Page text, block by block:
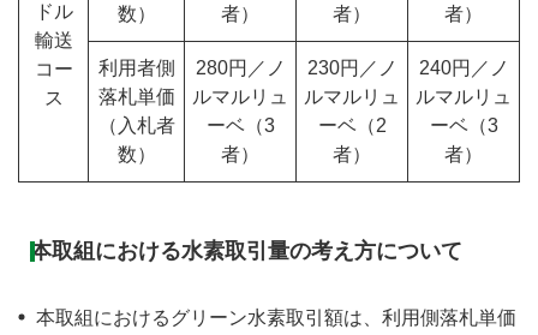
ドル
輸送
コー
ス
数）
者）
者）
者）
利用者側
落札単価
（入札者
数）
280円／ノ
ルマルリュ
ーベ（3
者）
230円／ノ
ルマルリュ
ーベ（2
者）
240円／ノ
ルマルリュ
ーベ（3
者）
本取組における水素取引量の考え方について
本取組におけるグリーン水素取引額は、利用側落札単価